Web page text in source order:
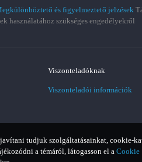
tudjuk szolgáltatásainkat, cookie-
a témáról, látogasson el a Cookie
és figyelmeztető jelzések
használatához szükséges engedélyekről
Viszonteladóknak
Viszonteladói információk